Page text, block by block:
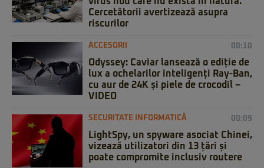
Cercetătorii avertizează asupra
riscurilor
ACCESORII 00:10
Odyssey: Caviar lansează o ediție de
lux a ochelarilor inteligenți Ray-Ban,
cu aur de 24K și piele de crocodil –
VIDEO
SECURITATE INFORMATICĂ 00:09
LightSpy, un spyware asociat Chinei,
vizează utilizatori din 13 țări și
poate compromite inclusiv routere